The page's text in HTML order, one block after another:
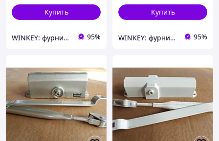
Купить
WINKEY: фурнитура для окон и дверей 95%
Купить
WINKEY: фурнитура для окон и дверей 95%